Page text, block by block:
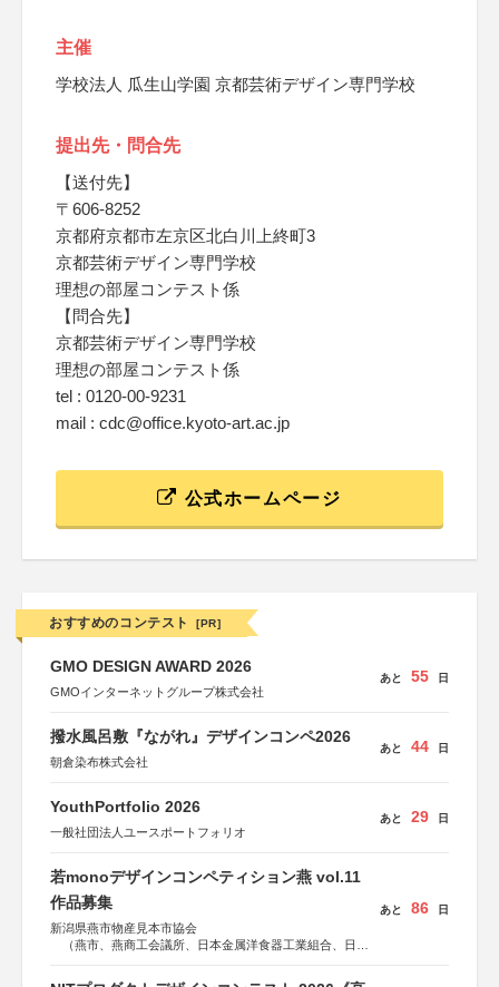
主催
学校法人 瓜生山学園 京都芸術デザイン専門学校
提出先・問合先
【送付先】
〒606-8252
京都府京都市左京区北白川上終町3
京都芸術デザイン専門学校
理想の部屋コンテスト係
【問合先】
京都芸術デザイン専門学校
理想の部屋コンテスト係
tel : 0120-00-9231
mail : cdc@office.kyoto-art.ac.jp
公式ホームページ
おすすめのコンテスト [PR]
GMO DESIGN AWARD 2026
GMOインターネットグループ株式会社
あと 55 日
撥水風呂敷『ながれ』デザインコンペ2026
朝倉染布株式会社
あと 44 日
YouthPortfolio 2026
一般社団法人ユースポートフォリオ
あと 29 日
若monoデザインコンペティション燕 vol.11
作品募集
新潟県燕市物産見本市協会
（燕市、燕商工会議所、日本金属洋食器工業組合、日本
あと 86 日